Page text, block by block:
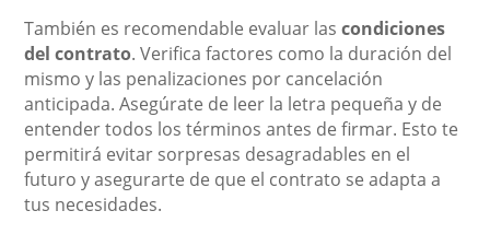
También es recomendable evaluar lascondiciones
del contrato. Verifica factores como la duración del
mismo y las penalizaciones por cancelación
anticipada. Asegúrate de leer la letra pequeña y de
entender todos los términos antes de firmar. Esto te
permitirá evitar sorpresas desagradables en el
futuro y asegurarte de que el contrato se adapta a
tus necesidades.